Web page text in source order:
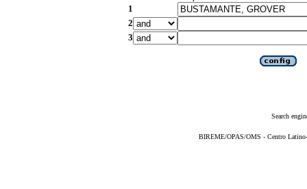
1
2
3
Search
BIREME/OPAS/OMS - Centro Latino-